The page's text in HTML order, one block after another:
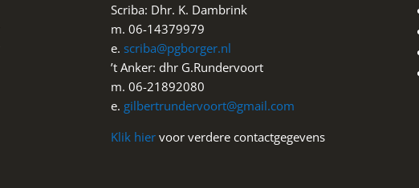
Scriba: Dhr. K. Dambrink
m. 06-14379979
e. scriba@pgborger.nl
’t Anker: dhr G.Rundervoort
m. 06-21892080
e. gilbertrundervoort@gmail.com
Klik hier voor verdere contactgegevens